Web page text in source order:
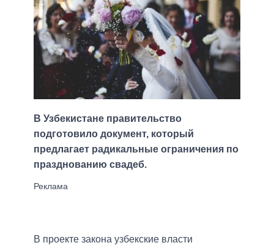
В Узбекистане правительство
подготовило документ, который
предлагает радикальные ограничения по
празднованию свадеб.
В проекте закона узбекские власти